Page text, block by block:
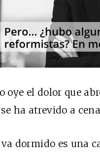
oye el dolor que
ha atrevido a
va dormido es una